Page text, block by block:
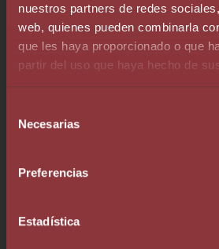
nuestros partners de redes
web, quienes pueden combinarla
que les haya proporcionado o que
partir del uso que haya hecho de
Necesarias
Preferencias
Estadística
Телефон +376
Whatsapp +376